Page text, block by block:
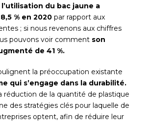
l’utilisation du bac jaune a
% en 2020 par rapport aux
; si nous revenons aux chiffres
pouvons voir comment son
de 41 %.
la préoccupation existante
qui s’engage dans la durabilité.
réduction de la quantité de plastique
des stratégies clés pour laquelle de
optent, afin de réduire leur